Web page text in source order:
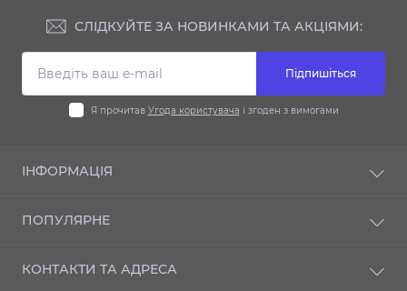
СЛІДКУЙТЕ ЗА НОВИНКАМИ ТА АКЦІЯМИ:
Підпишіться
Я прочитав Угода користувача і згоден з вимогами
ІНФОРМАЦІЯ
Гарантія
Шиномонтаж
ПОПУЛЯРНЕ
Автошини
КОНТАКТИ ТА АДРЕСА